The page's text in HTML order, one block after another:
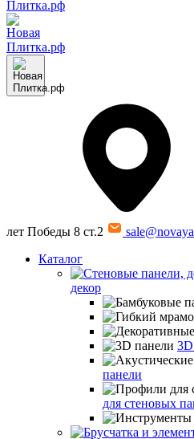
лет Победы 8 ст.2
Каталог
декор
панели
для стеновых